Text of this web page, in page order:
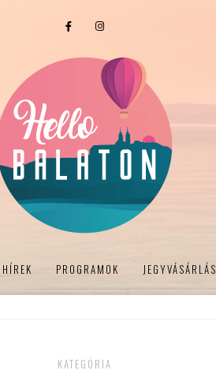
HÍREK PROGRAMOK JEGYVÁSÁRLÁS
KATEGÓRIA